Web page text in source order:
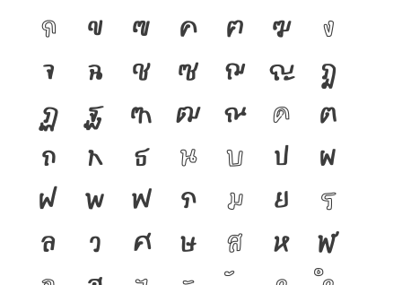
ก ข ฃ ค ฅ ฆ
ง
จ
ฉ ช ซ ฌ ญ ฎ
ฏ ฐ ฑ ฒ ณ ด
ต
ถ
ท ธ น บ ป
ผ
ฝ พ ฟ ภ ม ย
ร
ล
ว ศ ษ ส ห ฬ